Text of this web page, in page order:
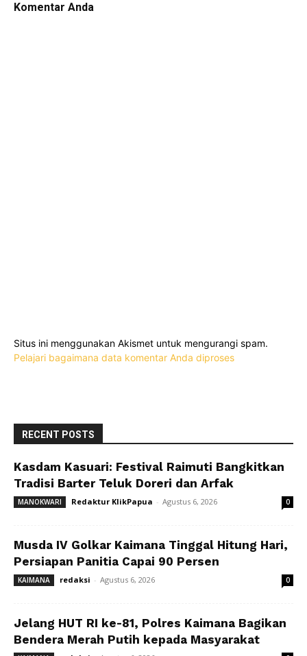
Komentar Anda
Situs ini menggunakan Akismet untuk mengurangi spam.
Pelajari bagaimana data komentar Anda diproses
RECENT POSTS
Kasdam Kasuari: Festival Raimuti Bangkitkan
Tradisi Barter Teluk Doreri dan Arfak
MANOKWARI Redaktur KlikPapua - Agustus 6, 2026 0
Musda IV Golkar Kaimana Tinggal Hitung Hari,
Persiapan Panitia Capai 90 Persen
KAIMANA redaksi - Agustus 6, 2026 0
Jelang HUT RI ke-81, Polres Kaimana Bagikan
Bendera Merah Putih kepada Masyarakat